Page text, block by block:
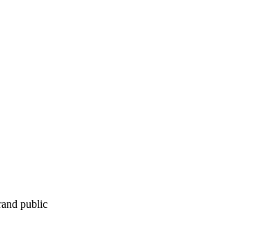
public